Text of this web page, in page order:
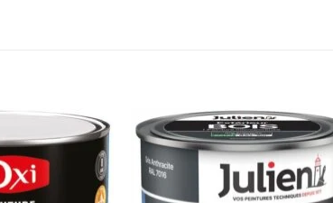
Ajouter
souhaits
Ajouter
à la liste
de